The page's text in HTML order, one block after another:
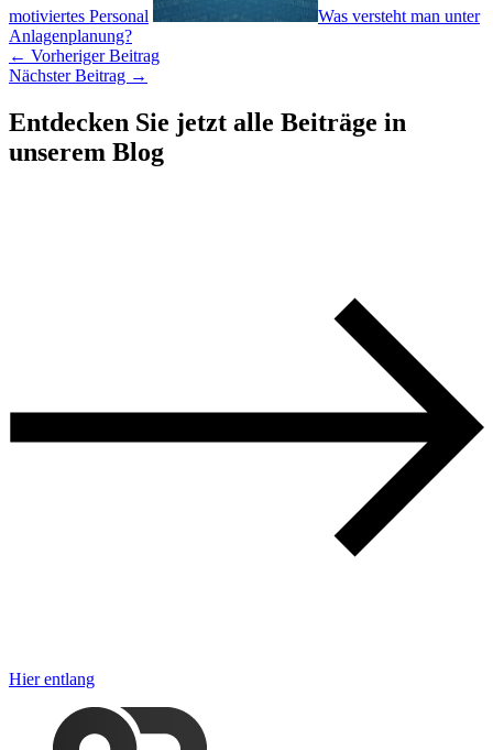
motiviertes Personal
Was versteht man unter
Anlagenplanung?
← Vorheriger Beitrag
Nächster Beitrag →
Entdecken Sie jetzt alle Beiträge in
unserem Blog
Hier entlang